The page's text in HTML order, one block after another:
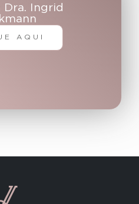
Dra. Ingrid
AQUI